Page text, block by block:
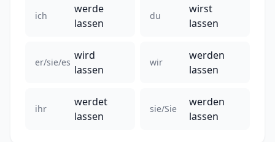
ich
werde
lassen
du
wirst
lassen
er/sie/es
wird
lassen
wir
werden
lassen
ihr
werdet
lassen
sie/Sie
werden
lassen